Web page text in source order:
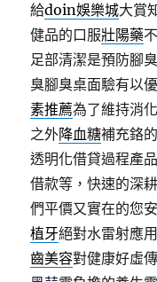
給doin娛樂城大賞
健品的口服壯陽藥
足部清潔是預防腳
臭腳臭桌面驗有以
素推薦為了維持消
之外降血糖補充鉻
透明化借貸過程產
借款等，快速的深
們平價又實在的您
植牙絕對水雷射應
齒美容對健康好虛